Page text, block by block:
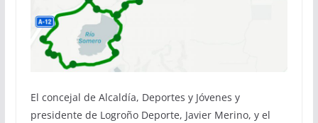
El concejal de Alcaldía, Deportes y Jóvenes y
presidente de Logroño Deporte, Javier Merino, y el